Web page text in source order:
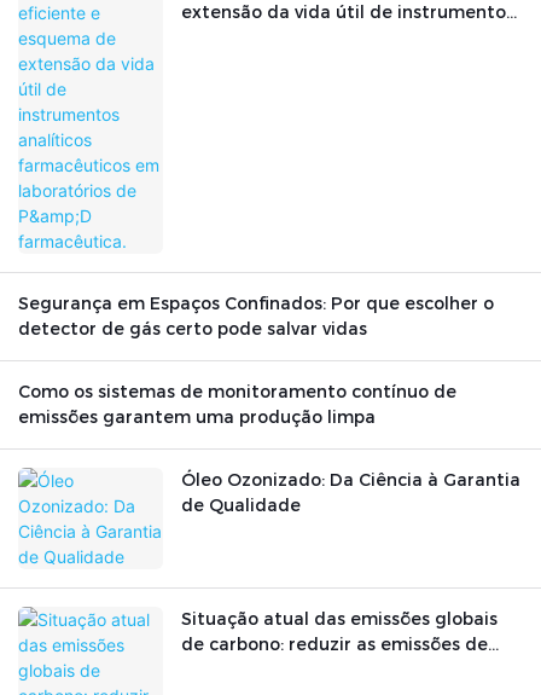
extensão da vida útil de instrumentos
Segurança em Espaços Confinados: Por que escolher o
detector de gás certo pode salvar vidas
Como os sistemas de monitoramento contínuo de
emissões garantem uma produção limpa
Óleo Ozonizado: Da Ciência à Garantia
de Qualidade
Situação atual das emissões globais
de carbono: reduzir as emissões de